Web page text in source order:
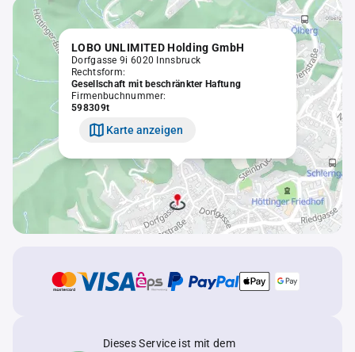
LOBO UNLIMITED Holding GmbH
Dorfgasse 9i 6020 Innsbruck
Rechtsform:
Gesellschaft mit beschränkter Haftung
Firmenbuchnummer:
598309t
Karte anzeigen
Dieses Service ist mit dem